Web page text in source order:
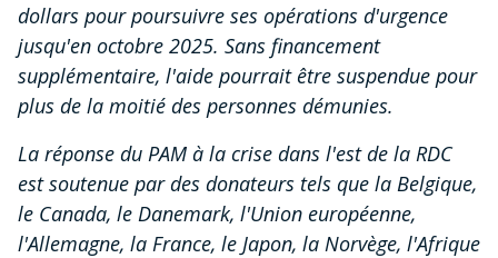
dollars pour poursuivre ses opérations d'urgence
jusqu'en octobre 2025. Sans financement
supplémentaire, l'aide pourrait être suspendue pour
plus de la moitié des personnes démunies.
La réponse du PAM à la crise dans l'est de la RDC
est soutenue par des donateurs tels que la Belgique,
le Canada, le Danemark, l'Union européenne,
l'Allemagne, la France, le Japon, la Norvège, l'Afrique